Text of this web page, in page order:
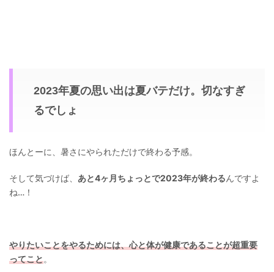
2023年夏の思い出は夏バテだけ。切なすぎ
るでしょ
ほんとーに、暑さにやられただけで終わる予感。
そして気づけば、 あと4ヶ月ちょっとで2023年が終わるんですよ
ね…！
やりたいことをやるためには、心と体が健康であることが超重要
ってこと。